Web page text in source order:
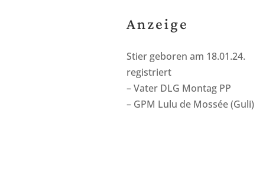
Anzeige
Stier geboren am 18.01.24.
registriert
– Vater DLG Montag PP
– GPM Lulu de Mossée (Guli)